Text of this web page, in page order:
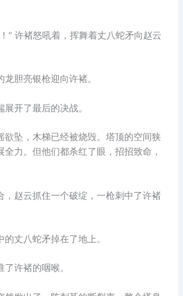
” 许褚怒吼着，挥舞着丈八蛇矛向赵云
胆亮银枪迎向许褚。
开了最后的决战。
欲坠，木梯已经被烧毁。塔顶的空间狭
全力。但他们都杀红了眼，招招致命，
，赵云抓住一个破绽，一枪刺中了许褚
丈八蛇矛掉在了地上。
许褚的咽喉。